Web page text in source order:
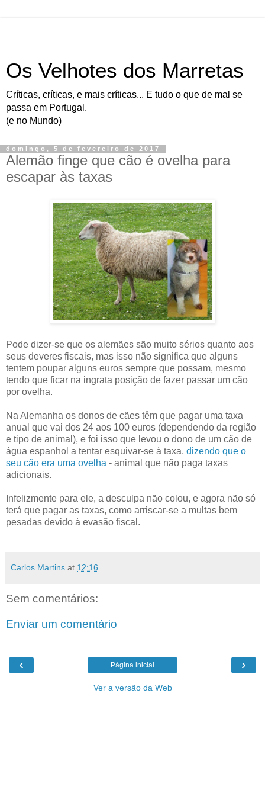
Os Velhotes dos Marretas
Críticas, críticas, e mais críticas... E tudo o que de mal se
passa em Portugal.
(e no Mundo)
domingo, 5 de fevereiro de 2017
Alemão finge que cão é ovelha para
escapar às taxas
Pode dizer-se que os alemães são muito sérios quanto aos
seus deveres fiscais, mas isso não significa que alguns
tentem poupar alguns euros sempre que possam, mesmo
tendo que ficar na ingrata posição de fazer passar um cão
por ovelha.
Na Alemanha os donos de cães têm que pagar uma taxa
anual que vai dos 24 aos 100 euros (dependendo da região
e tipo de animal), e foi isso que levou o dono de um cão de
água espanhol a tentar esquivar-se à taxa, dizendo que o
seu cão era uma ovelha - animal que não paga taxas
adicionais.
Infelizmente para ele, a desculpa não colou, e agora não só
terá que pagar as taxas, como arriscar-se a multas bem
pesadas devido à evasão fiscal.
Carlos Martins at 12:16
Sem comentários:
Enviar um comentário
‹ ›
Página inicial
Ver a versão da Web